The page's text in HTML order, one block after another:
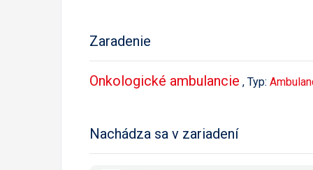
Zaradenie
Onkologické ambulancie , Typ:
Nachádza sa v zariadení